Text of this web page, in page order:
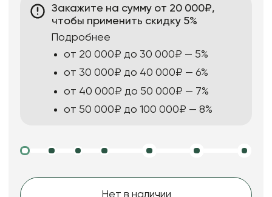
Закажите на сумму от 20 000₽,
чтобы применить скидку 5%
Подробнее
от 20 000₽ до 30 000₽ — 5%
от 30 000₽ до 40 000₽ — 6%
от 40 000₽ до 50 000₽ — 7%
от 50 000₽ до 100 000₽ — 8%
Нет в наличии